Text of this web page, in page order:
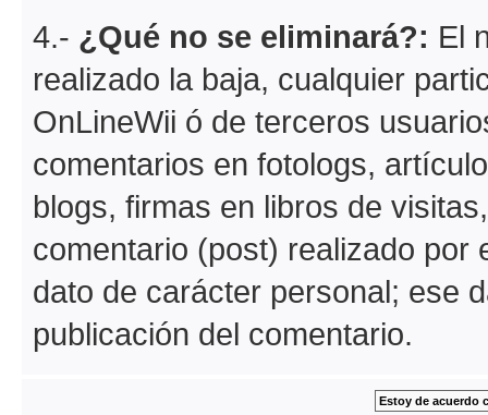
4.- ¿Qué no se eliminará?: El
realizado la baja, cualquier
OnLineWii ó de terceros
comentarios en fotologs,
blogs, firmas en libros de
comentario (post) realizado por
dato de carácter personal; ese
publicación del comentario.